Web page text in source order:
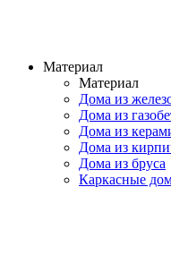
Материал
Материал
Дома из
Дома из
Дома из
Дома из
Дома из бруса
Каркасные